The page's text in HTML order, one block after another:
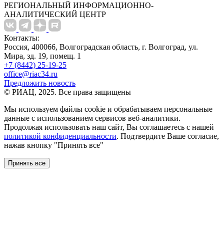
РЕГИОНАЛЬНЫЙ ИНФОРМАЦИОННО-
АНАЛИТИЧЕСКИЙ ЦЕНТР
Контакты:
Россия, 400066, Волгоградская область, г. Волгоград, ул.
Мира, зд. 19, помещ. 1
+7 (8442) 25-19-25
office@riac34.ru
Предложить новость
© РИАЦ, 2025. Все права защищены
Мы используем файлы сookie и обрабатываем персональные
данные с использованием сервисов веб-аналитики.
Продолжая использовать наш сайт, Вы соглашаетесь с нашей
политикой конфиденциальности. Подтвердите Ваше согласие,
нажав кнопку "Принять все"
Принять все